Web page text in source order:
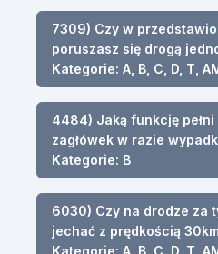
7309) Czy w
poruszasz się drogą
Kategorie: A, B, C, D, T,
4484) Jaką funkcję
zagłówek w razie
Kategorie: B
6030) Czy na drodze za
jechać z prędkością
Kategorie: A, B, C, D, T,